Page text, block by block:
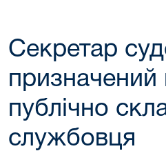
Секретар
публічно
службовця